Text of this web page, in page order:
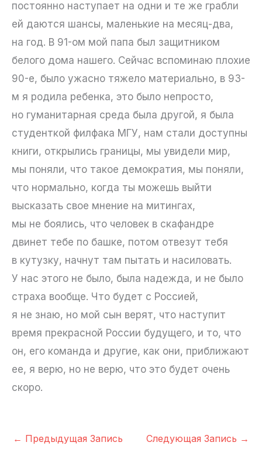
постоянно наступает на одни и те же грабли
ей даются шансы, маленькие на месяц-два,
на год. В 91-ом мой папа был защитником
белого дома нашего. Сейчас вспоминаю плохие
90-е, было ужасно тяжело материально, в 93-
м я родила ребенка, это было непросто,
но гуманитарная среда была другой, я была
студенткой филфака МГУ, нам стали доступны
книги, открылись границы, мы увидели мир,
мы поняли, что такое демократия, мы поняли,
что нормально, когда ты можешь выйти
высказать свое мнение на митингах,
мы не боялись, что человек в скафандре
двинет тебе по башке, потом отвезут тебя
в кутузку, начнут там пытать и насиловать.
У нас этого не было, была надежда, и не было
страха вообще. Что будет с Россией,
я не знаю, но мой сын верят, что наступит
время прекрасной России будущего, и то, что
он, его команда и другие, как они, приближают
ее, я верю, но не верю, что это будет очень
скоро.
← Предыдущая Запись Следующая Запись →